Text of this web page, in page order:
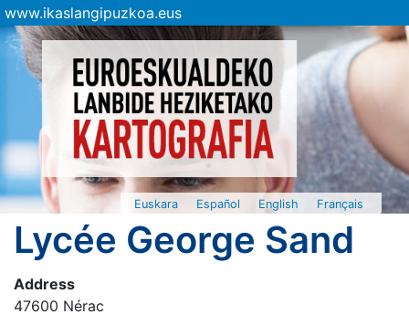
www.ikaslangipuzkoa.eus
Euskara Español English Français
Lycée George Sand
Address
47600 Nérac